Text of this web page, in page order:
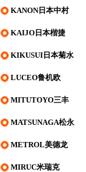
KANON日本中村
KAIJO日本楷捷
KIKUSUI日本菊水
LUCEO鲁机欧
MITUTOYO三丰
MATSUNAGA松永
METROL美德龙
MIRUC米瑞克